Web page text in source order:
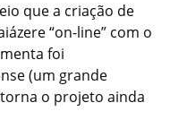
que a criação de
“on-line” com o
foi
(um grande
o projeto ainda